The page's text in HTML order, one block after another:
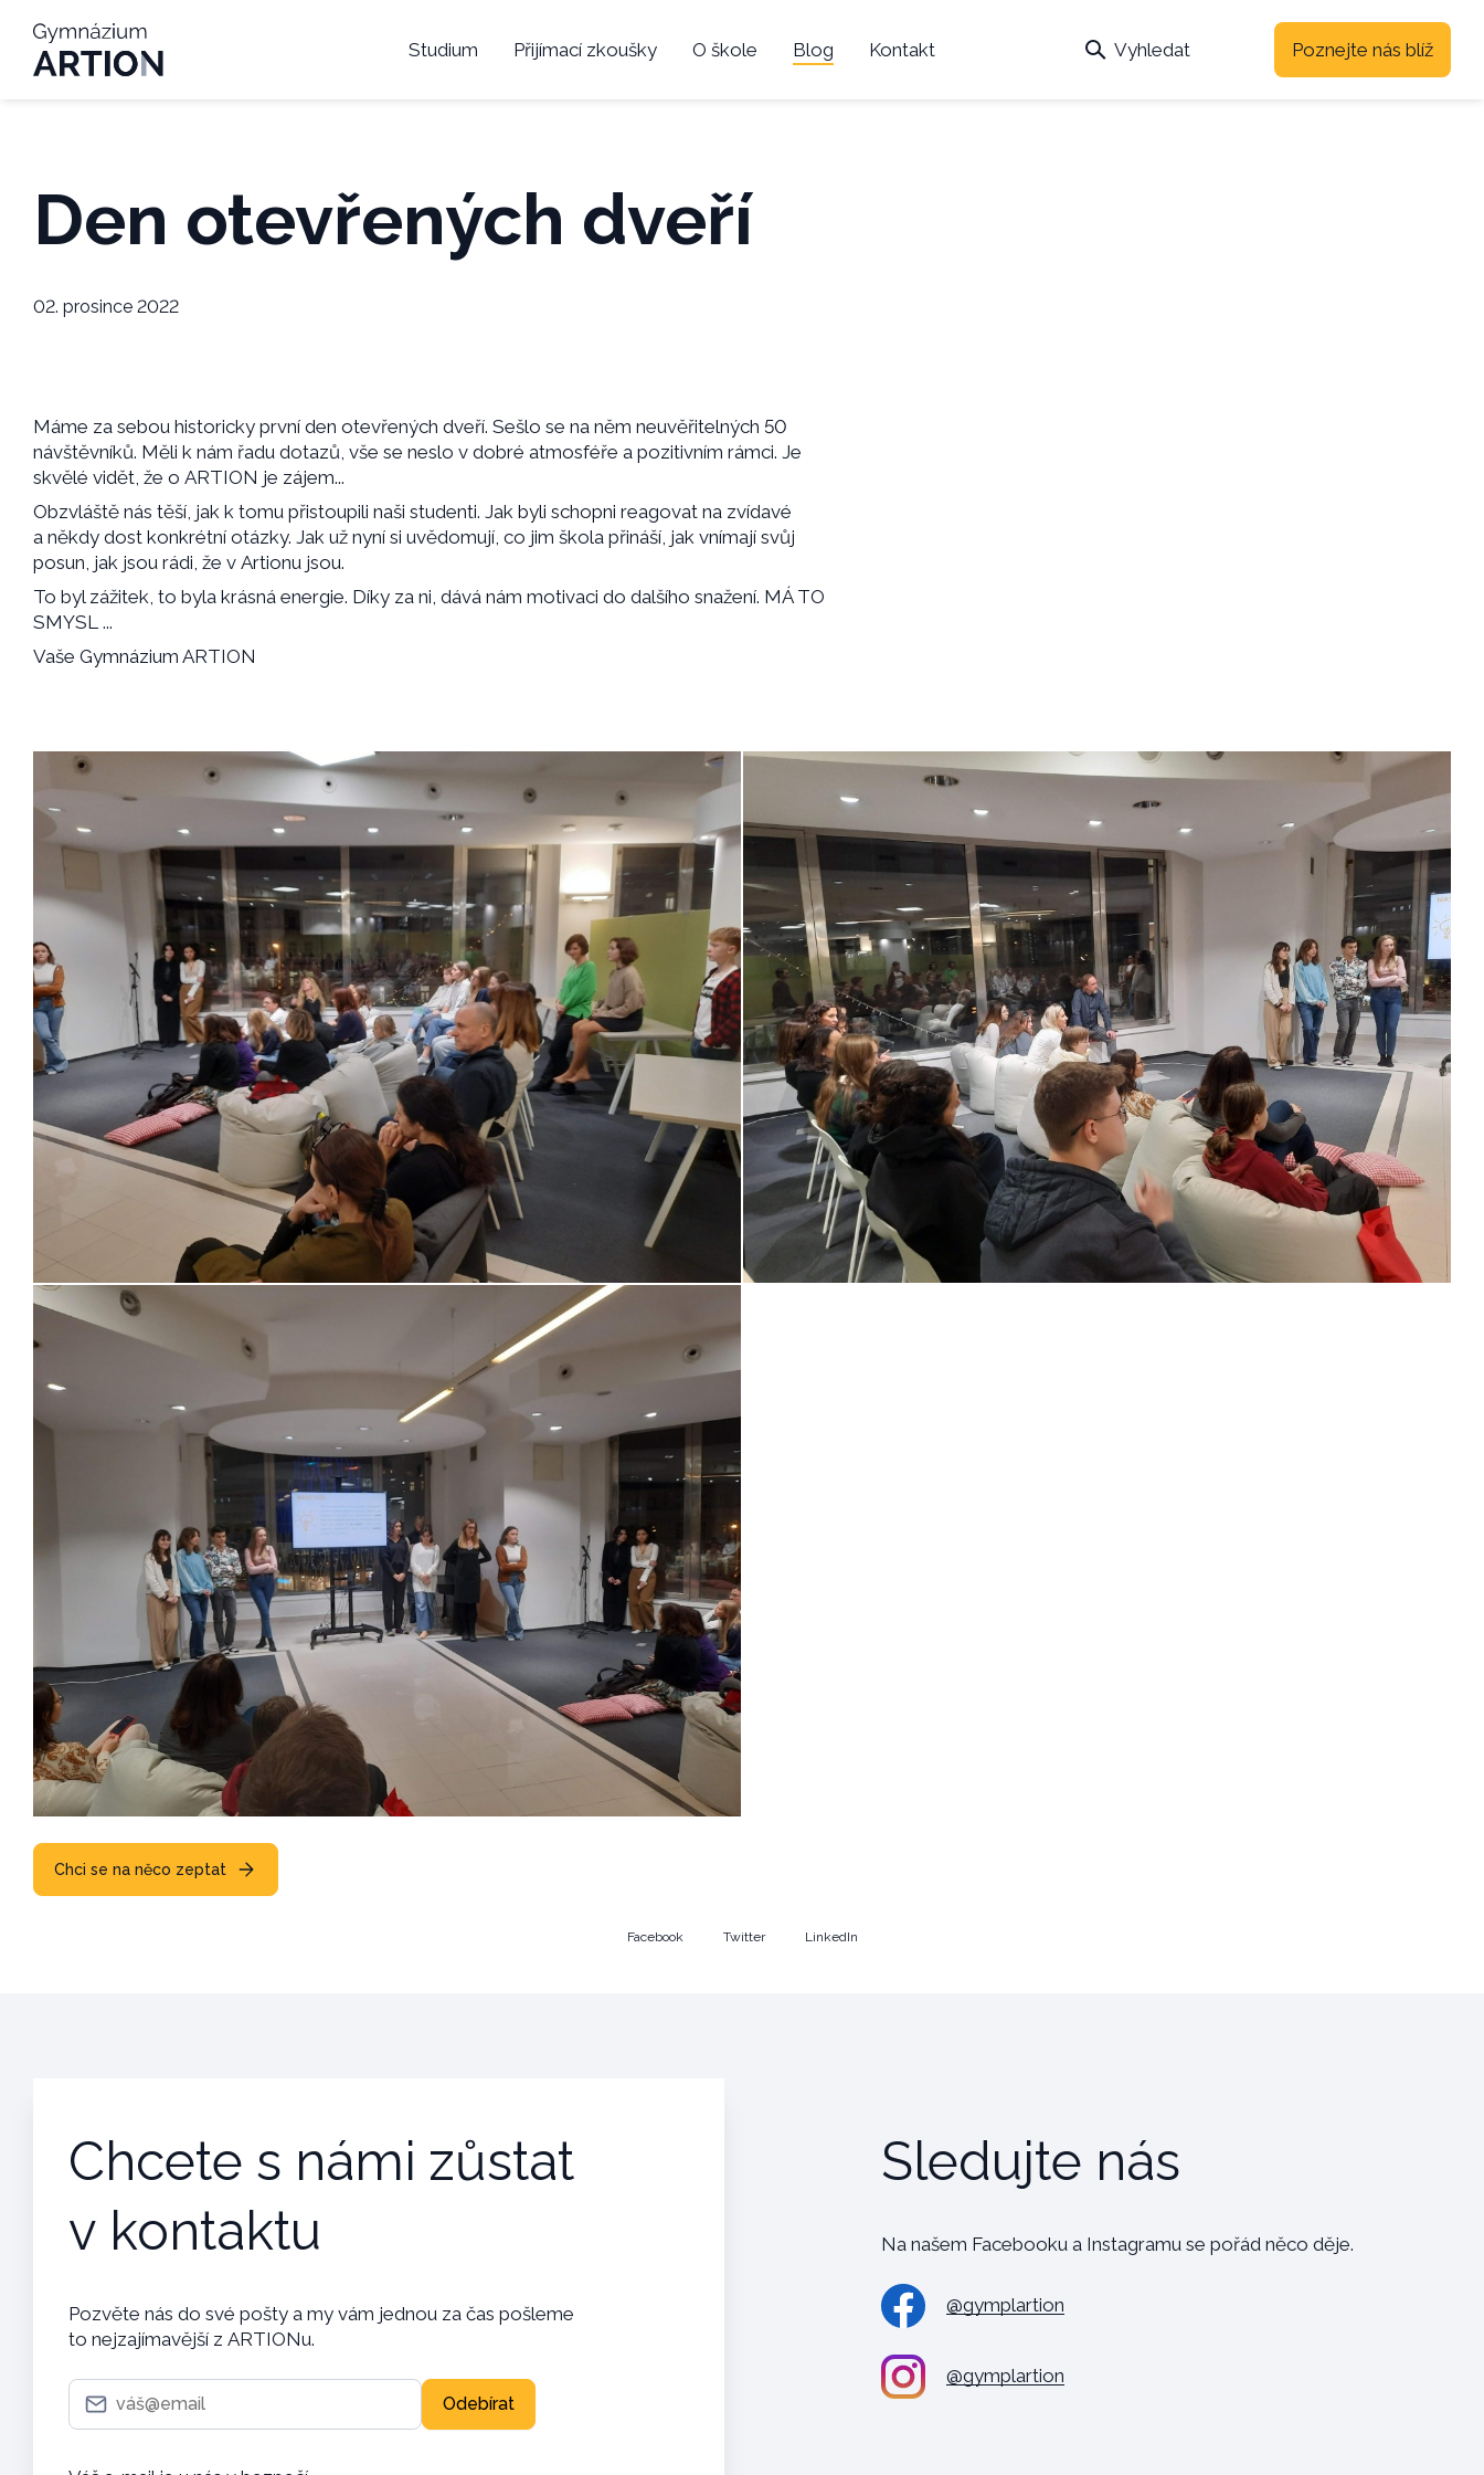
Studium Přijímací zkoušky O škole Blog Kontakt Vyhledat Poznejte nás blíž
Den otevřených dveří
02. prosince 2022
Máme za sebou historicky první den otevřených dveří. Sešlo se na něm neuvěřitelných 50
návštěvníků. Měli k nám řadu dotazů, vše se neslo v dobré atmosféře a pozitivním rámci. Je
skvělé vidět, že o ARTION je zájem...
Obzvláště nás těší, jak k tomu přistoupili naši studenti. Jak byli schopni reagovat na zvídavé
a někdy dost konkrétní otázky. Jak už nyní si uvědomují, co jim škola přináší, jak vnímají svůj
posun, jak jsou rádi, že v Artionu jsou.
To byl zážitek, to byla krásná energie. Díky za ni, dává nám motivaci do dalšího snažení. MÁ TO
SMYSL ...
Vaše Gymnázium ARTION
Chci se na něco zeptat
Facebook Twitter LinkedIn
Chcete s námi zůstat
v kontaktu
Pozvěte nás do své pošty a my vám jednou za čas pošleme
to nejzajímavější z ARTIONu.
Sledujte nás
Na našem Facebooku a Instagramu se pořád něco děje.
@gymplartion
@gymplartion